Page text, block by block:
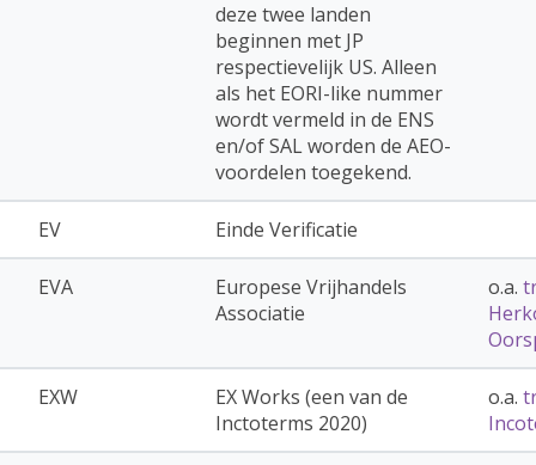
deze twee landen
beginnen met JP
respectievelijk US. Alleen
als het EORI-like nummer
wordt vermeld in de ENS
en/of SAL worden de AEO-
voordelen toegekend.
EV Einde Verificatie
EVA
Europese Vrijhandels
Associatie
o.a.
EXW
EX Works (een van de
Inctoterms 2020)
o.a.